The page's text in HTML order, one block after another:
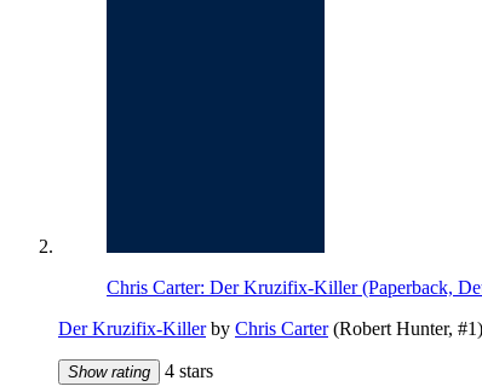
Chris Carter: Der Kruzifix-Killer (Paperback,
Der Kruzifix-Killerby Chris Carter(Robert Hunter, #1)
Show rating 4 stars